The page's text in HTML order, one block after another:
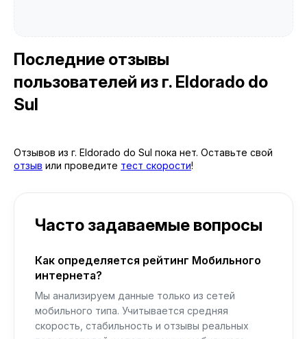
Последние отзывы
пользователей из г. Eldorado do
Sul
Отзывов из г. Eldorado do Sul пока нет. Оставьте свой
отзыв или проведите тест скорости!
Часто задаваемые вопросы
Как определяется рейтинг Мобильного
интернета?
Мы анализируем данные только из сетей
мобильного типа. Учитывается средняя
скорость, стабильность и отзывы реальных